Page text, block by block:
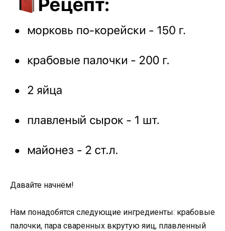
Давайте начнём!
Нам понадобятся следующие ингредиенты: крабовые
палочки, пара сваренных вкрутую яиц, плавленный